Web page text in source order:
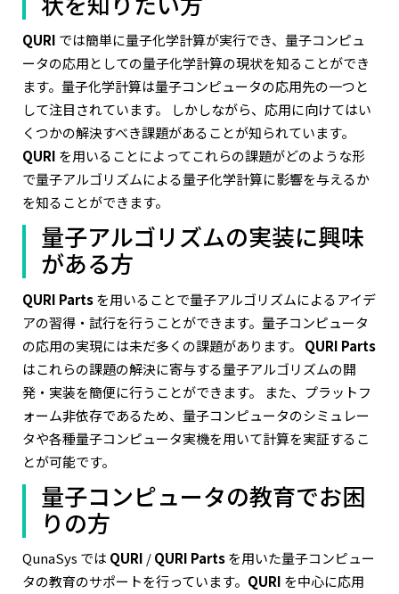
状を知りたい方
QURI では簡単に量子化学計算が実行でき、量子コンピュ
ータの応用としての量子化学計算の現状を知ることができ
ます。量子化学計算は量子コンピュータの応用先の一つと
して注目されています。 しかしながら、応用に向けてはい
くつかの解決すべき課題があることが知られています。
QURI を用いることによってこれらの課題がどのような形
で量子アルゴリズムによる量子化学計算に影響を与えるか
を知ることができます。
量子アルゴリズムの実装に興味
がある方
QURI Partsを用いることで量子アルゴリズムによるアイデ
アの習得・試行を行うことができます。量子コンピュータ
の応用の実現には未だ多くの課題があります。 QURI Parts
はこれらの課題の解決に寄与する量子アルゴリズムの開
発・実装を簡便に行うことができます。 また、プラットフ
ォーム非依存であるため、量子コンピュータのシミュレー
タや各種量子コンピュータ実機を用いて計算を実証するこ
とが可能です。
量子コンピュータの教育でお困
りの方
QunaSys では QURI /QURI Partsを用いた量子コンピュー
タの教育のサポートを行っています。 QURI を中心に応用